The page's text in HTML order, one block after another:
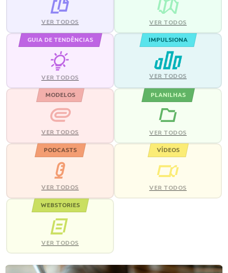
VER TODOS VER TODOS
GUIA DE TENDÊNCIAS
VER TODOS
IMPULSIONA
VER TODOS
MODELOS
VER TODOS
PLANILHAS
VER TODOS
PODCASTS
VER TODOS
VÍDEOS
VER TODOS
WEBSTORIES
VER TODOS